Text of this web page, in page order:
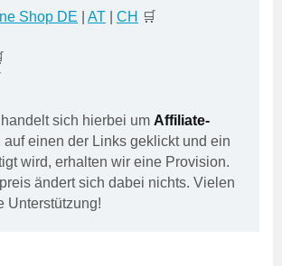
Shop DE AT CH 🛒
sich hierbei um Affiliate-
auf einen der Links geklickt und ein
wird, erhalten wir eine Provision.
ändert sich dabei nichts. Vielen
Unterstützung!